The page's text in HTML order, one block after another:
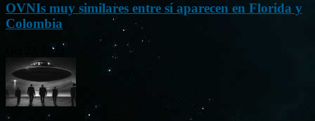
OVNIs muy similares entre sí aparecen en Florida y
Colombia
Oct 23, 2023